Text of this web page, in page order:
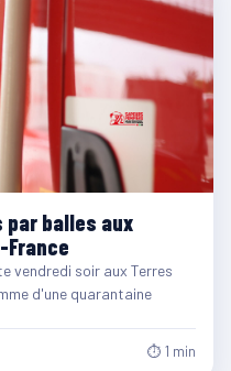
par balles aux
France
vendredi soir aux Terres
d'une quarantaine
⏱ 1 min